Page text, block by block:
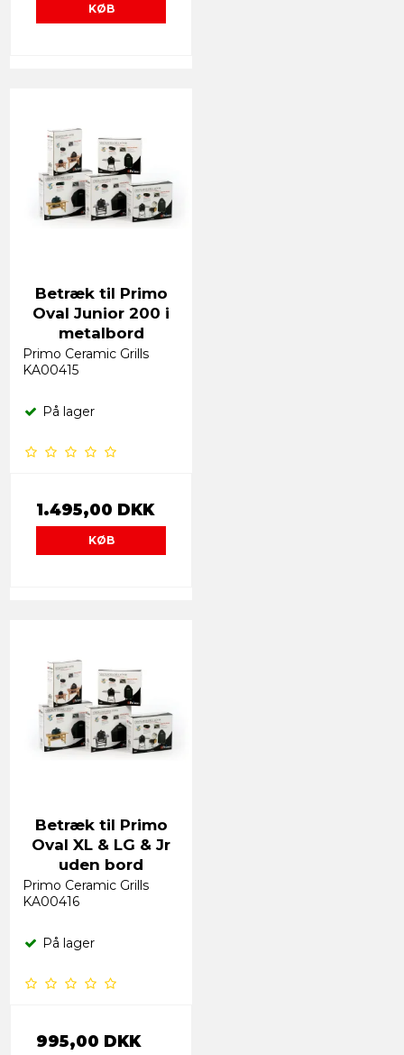
KØB
Betræk til Primo
Oval Junior 200 i
metalbord
Primo Ceramic Grills
KA00415
På lager
1.495,00 DKK
KØB
Betræk til Primo
Oval XL & LG & Jr
uden bord
Primo Ceramic Grills
KA00416
På lager
995,00 DKK